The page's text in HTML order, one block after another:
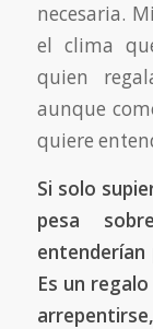
necesaria.
el clima
quien
aunque
quiere
Si solo
pesa
Es un